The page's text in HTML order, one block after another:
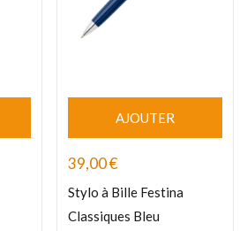
AJOUTER
39,00€
Stylo à Bille Festina
Classiques Bleu
MON COMPTE